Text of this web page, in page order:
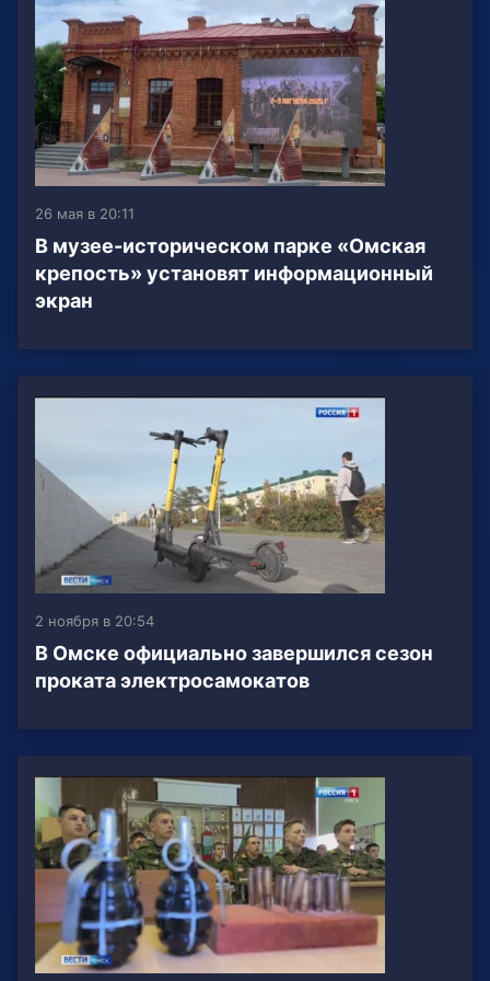
26 мая в 20:11
В музее-историческом парке «Омская
крепость» установят информационный
экран
2 ноября в 20:54
В Омске официально завершился сезон
проката электросамокатов